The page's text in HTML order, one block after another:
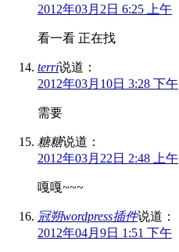
2012年03月2日 6:25 上午
看一看 正在找
terri说道：
2012年03月10日 3:28 下午
需要
糖糖说道：
2012年03月22日 2:48 上午
嘎嘎~~~
冠朔wordpress插件说道：
2012年04月9日 1:51 下午